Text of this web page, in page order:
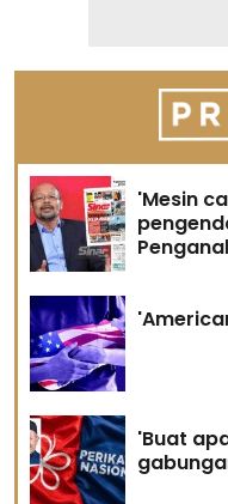
'Mesin
'Buat